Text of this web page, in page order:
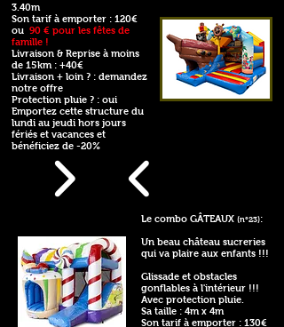
3.40m
Son tarif à emporter : 120€
ou 90 € pour les fêtes de
famille !
Livraison & Reprise à moins
de 15km : +40€
Livraison + loin ? : demandez
notre offre
Protection pluie ? : oui
Emportez cette structure du
lundi au jeudi hors jours
fériés et vacances et
bénéficiez de -20%
Le combo GÂTEAUX (n°23):
Un beau château sucreries
qui va plaire aux enfants !!!
Glissade et obstacles
gonflables à l'intérieur !!!
Avec protection pluie.
Sa taille : 4m x 4m
Son tarif à emporter : 130€